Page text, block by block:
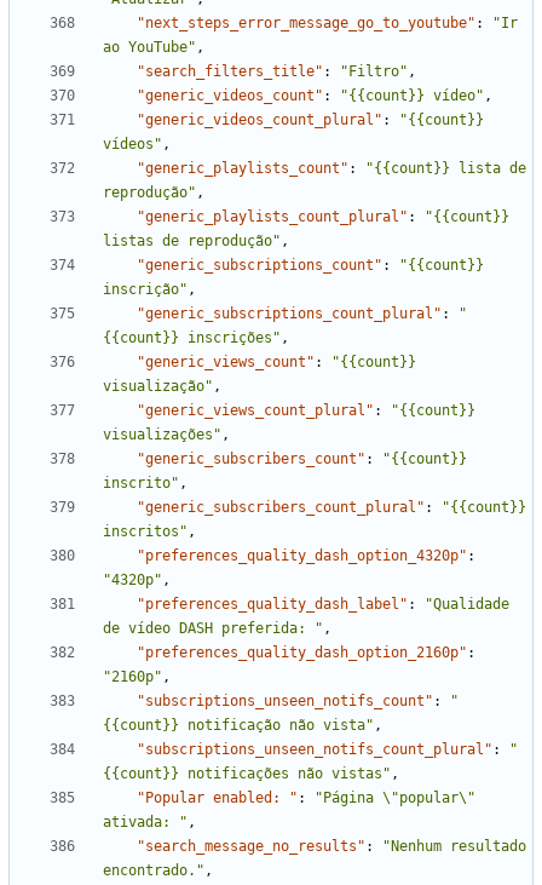
"next_steps_error_message_go_to_youtube" :
"Ir
ao YouTube" ,
"search_filters_title" : "Filtro" ,
"generic_videos_count" : "{{count}} vídeo" ,
"generic_videos_count_plural" :
"{{count}}
vídeos" ,
"generic_playlists_count" :
"{{count}} lista de
reprodução" ,
"generic_playlists_count_plural" :
"{{count}}
listas de reprodução" ,
"generic_subscriptions_count" :
"{{count}}
inscrição" ,
"generic_subscriptions_count_plural" :
"
{{count}} inscrições" ,
"generic_views_count" :
"{{count}}
visualização" ,
"generic_views_count_plural" :
"{{count}}
visualizações" ,
"generic_subscribers_count" :
"{{count}}
inscrito" ,
"generic_subscribers_count_plural" :
"{{count}}
inscritos" ,
"preferences_quality_dash_option_4320p" :
"4320p" ,
"preferences_quality_dash_label" :
"Qualidade
de vídeo DASH preferida: " ,
"preferences_quality_dash_option_2160p" :
"2160p" ,
"subscriptions_unseen_notifs_count" :
"
{{count}} notificação não vista" ,
"subscriptions_unseen_notifs_count_plural" :
"
{{count}} notificações não vistas" ,
"Popular enabled: " :
"Página \"popular\"
ativada: " ,
"search_message_no_results" :
"Nenhum resultado
encontrado." ,